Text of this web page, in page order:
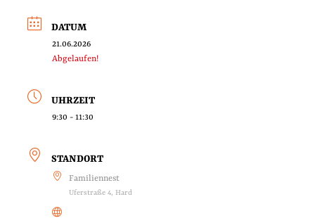
DATUM
21.06.2026
Abgelaufen!
UHRZEIT
9:30 - 11:30
STANDORT
Familiennest
Uferstraße 4, Hard